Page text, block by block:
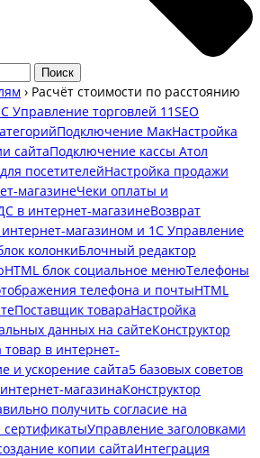
› Расчёт стоимости по расстоянию
Управление торговлей 11SEO
Подключение МакНастройка
сайтаПодключение кассы Атол
посетителейНастройка продажи
магазинеЧеки оплаты и
в интернет-магазинеВозврат
магазином и 1С Управление
колонкиБлочный редактор
HTML блок социальное менюТелефоны
телефона и почтыHTML
Поставщик товараНастройка
данных на сайтеКонструктор
в интернет-
и ускорение сайта5 базовых советов
магазинаКонструктор
получить согласие на
Управление заголовками
копии сайтаИнтеграция